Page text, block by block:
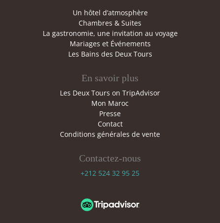
Un hôtel d’atmosphère
Chambres & Suites
La gastronomie, une invitation au voyage
Mariages et Événements
Les Bains des Deux Tours
En savoir plus
Les Deux Tours on TripAdvisor
Mon Maroc
Presse
Contact
Conditions générales de vente
Contactez-nous
+212 524 32 95 25